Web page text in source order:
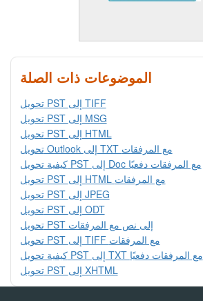
الموضوعات ذات الصلة
تحويل PST إلى TIFF
تحويل PST إلى MSG
تحويل PST إلى HTML
تحويل Outlook إلى TXT مع المرفقات
كيفية تحويل PST إلى Doc مع المرفقات دفعيًا
تحويل PST إلى HTML مع المرفقات
تحويل PST إلى JPEG
تحويل PST إلى ODT
تحويل PST إلى نص مع المرفقات
تحويل PST إلى TIFF مع المرفقات
كيفية تحويل PST إلى TXT مع المرفقات دفعيًا
تحويل PST إلى XHTML